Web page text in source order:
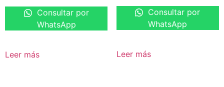
Consultar por
WhatsApp
Leer más
Consultar por
WhatsApp
Leer más